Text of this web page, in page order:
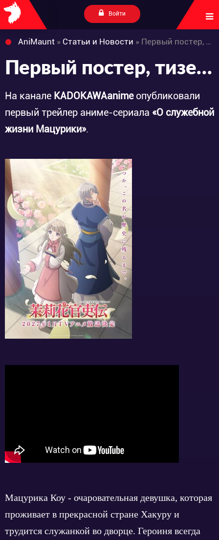
Войти
AniMaunt » Статьи и Новости » Первый постер, тизер и месяц премьеры «Matsurika Kanriden»
Первый постер, тизер и месяц премьеры «Matsurika Kanriden»
На канале KADOKAWAanimeопубликовали
первый трейлер аниме-сериала «О служебной
жизни Мацурики».
Мацурика Коу - очаровательная девушка, которая
проживает в прекрасной стране Хакуру и
трудится служанкой во дворце. Героиня всегда